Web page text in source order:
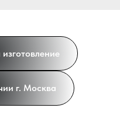
г. Москва